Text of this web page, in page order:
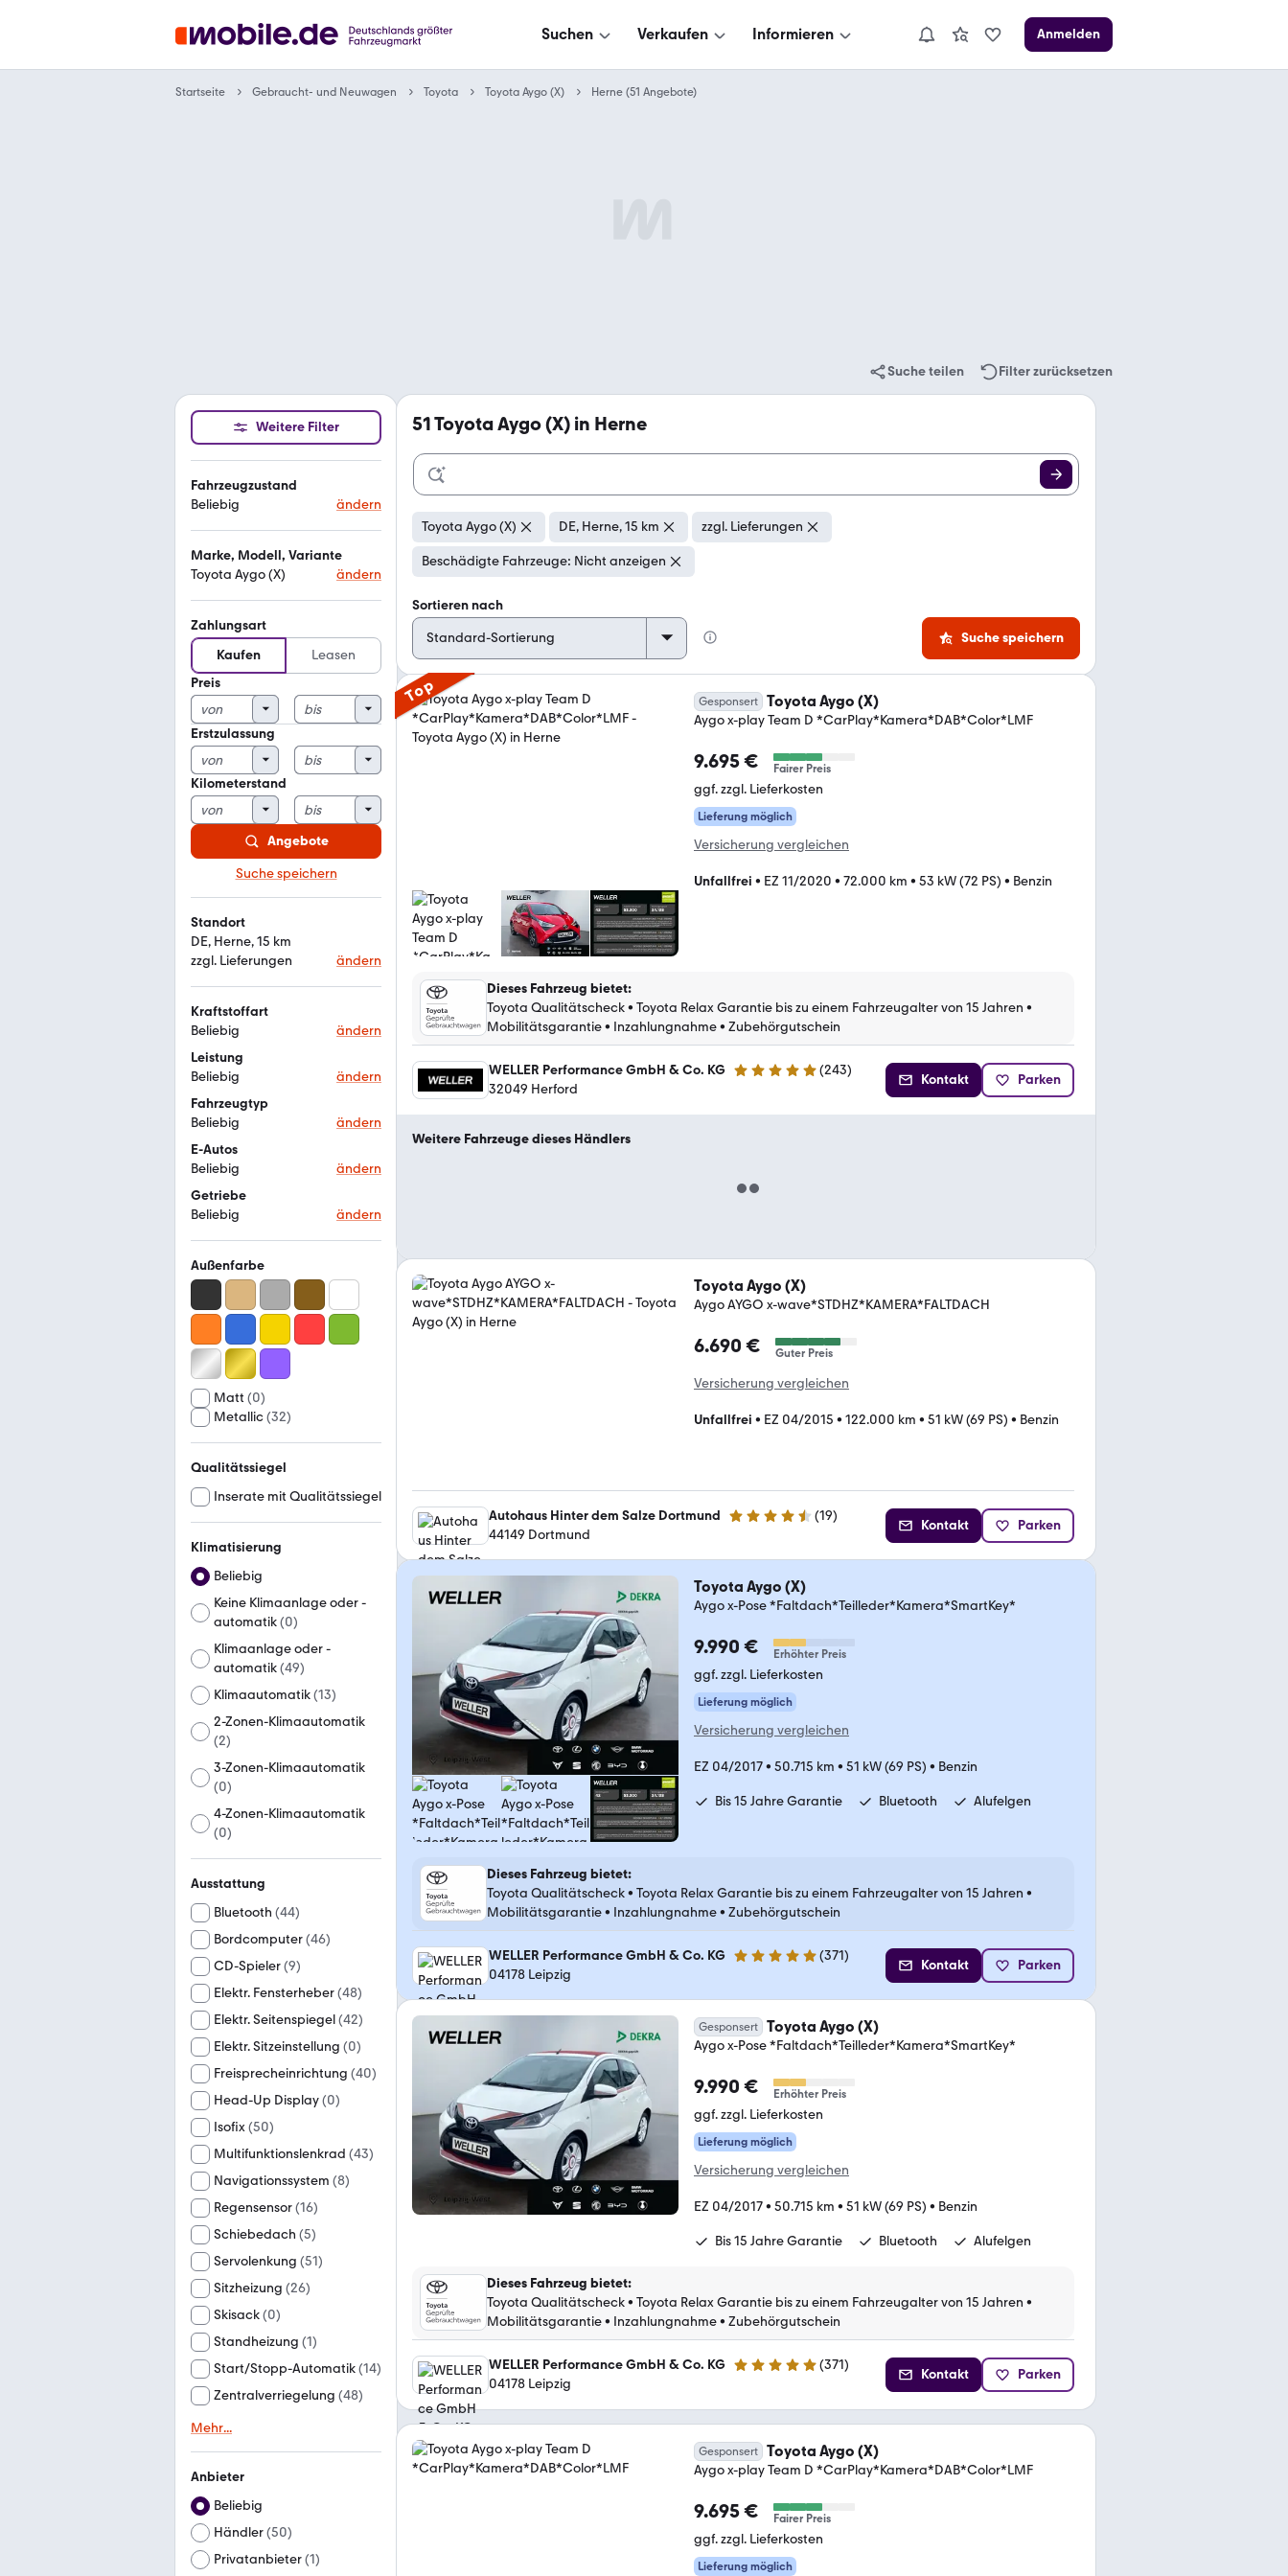
Suchen Verkaufen Informieren Anmelden
Startseite Gebraucht- und Neuwagen Toyota Toyota Aygo (X) Herne (51 Angebote)
Suche teilen Filter zurücksetzen
Weitere Filter
Fahrzeugzustand
Beliebig
ändern
Marke, Modell, Variante
Toyota Aygo (X)
ändern
Zahlungsart
Kaufen
Leasen
Preis
Erstzulassung
Kilometerstand
Angebote
Suche speichern
Standort
DE, Herne, 15 km
zzgl. Lieferungen
ändern
Kraftstoffart
Beliebig
ändern
Leistung
Beliebig
ändern
Fahrzeugtyp
Beliebig
ändern
E-Autos
Beliebig
ändern
Getriebe
Beliebig
ändern
Außenfarbe
Matt (0)
Metallic(32)
Qualitätssiegel
Inserate mit Qualitätssiegel
Klimatisierung
Beliebig
Keine Klimaanlage oder -
automatik(0)
Klimaanlage oder -
automatik(49)
Klimaautomatik(13)
2-Zonen-Klimaautomatik
(2)
3-Zonen-Klimaautomatik
(0)
4-Zonen-Klimaautomatik
(0)
Ausstattung
Bluetooth (44)
Bordcomputer(46)
CD-Spieler(9)
Elektr. Fensterheber(48)
Elektr. Seitenspiegel(42)
Elektr. Sitzeinstellung (0)
Freisprecheinrichtung (40)
Head-Up Display(0)
Isofix(50)
Multifunktionslenkrad (43)
Navigationssystem (8)
Regensensor(16)
Schiebedach (5)
Servolenkung (51)
Sitzheizung (26)
Skisack(0)
Standheizung (1)
Start/Stopp-Automatik(14)
Zentralverriegelung (48)
Mehr...
Anbieter
Beliebig
Händler(50)
Privatanbieter(1)
51Toyota Aygo (X) in Herne
Toyota Aygo (X) DE, Herne, 15 km zzgl. Lieferungen
Beschädigte Fahrzeuge: Nicht anzeigen
Sortieren nach
Suche speichern
Top Gesponsert Toyota Aygo (X)
Aygo x-play Team D *CarPlay*Kamera*DAB*Color*LMF
9.695 € Fairer Preis
ggf. zzgl. Lieferkosten
Lieferung möglich
Versicherung vergleichen
Unfallfrei • EZ 11/2020 • 72.000 km • 53 kW (72 PS) • Benzin
Dieses Fahrzeug bietet:
Toyota Qualitätscheck• Toyota Relax Garantie bis zu einem Fahrzeugalter von 15 Jahren •
Mobilitätsgarantie• Inzahlungnahme• Zubehörgutschein
WELLER Performance GmbH & Co. KG 4.8 Sterne (243)
32049 Herford
Kontakt Parken
Weitere Fahrzeuge dieses Händlers
Toyota Aygo (X)
Aygo AYGO x-wave*STDHZ*KAMERA*FALTDACH
6.690 € Guter Preis
Versicherung vergleichen
Unfallfrei • EZ 04/2015 • 122.000 km • 51 kW (69 PS) • Benzin
Autohaus Hinter dem Salze Dortmund 4.4 Sterne (19)
44149 Dortmund
Kontakt Parken
Toyota Aygo (X)
Aygo x-Pose *Faltdach*Teilleder*Kamera*SmartKey*
9.990 € Erhöhter Preis
ggf. zzgl. Lieferkosten
Lieferung möglich
Versicherung vergleichen
EZ 04/2017• 50.715 km • 51 kW (69 PS) • Benzin
Bis 15 Jahre Garantie Bluetooth Alufelgen
Dieses Fahrzeug bietet:
Toyota Qualitätscheck• Toyota Relax Garantie bis zu einem Fahrzeugalter von 15 Jahren •
Mobilitätsgarantie• Inzahlungnahme• Zubehörgutschein
WELLER Performance GmbH & Co. KG 4.8 Sterne (371)
04178 Leipzig
Kontakt Parken
Gesponsert Toyota Aygo (X)
Aygo x-Pose *Faltdach*Teilleder*Kamera*SmartKey*
9.990 € Erhöhter Preis
ggf. zzgl. Lieferkosten
Lieferung möglich
Versicherung vergleichen
EZ 04/2017• 50.715 km • 51 kW (69 PS) • Benzin
Bis 15 Jahre Garantie Bluetooth Alufelgen
Dieses Fahrzeug bietet:
Toyota Qualitätscheck• Toyota Relax Garantie bis zu einem Fahrzeugalter von 15 Jahren •
Mobilitätsgarantie• Inzahlungnahme• Zubehörgutschein
WELLER Performance GmbH & Co. KG 4.8 Sterne (371)
04178 Leipzig
Kontakt Parken
Gesponsert Toyota Aygo (X)
Aygo x-play Team D *CarPlay*Kamera*DAB*Color*LMF
9.695 € Fairer Preis
ggf. zzgl. Lieferkosten
Lieferung möglich